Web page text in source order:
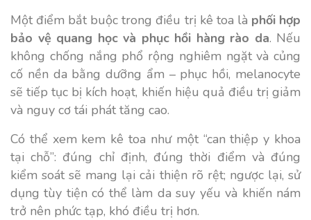
Một điểm bắt buộc trong điều trị kê toa là phối hợp
bảo vệ quang học và phục hồi hàng rào da. Nếu
không chống nắng phổ rộng nghiêm ngặt và củng
cố nền da bằng dưỡng ẩm – phục hồi, melanocyte
sẽ tiếp tục bị kích hoạt, khiến hiệu quả điều trị giảm
và nguy cơ tái phát tăng cao.
Có thể xem kem kê toa như một “can thiệp y khoa
tại chỗ”: đúng chỉ định, đúng thời điểm và đúng
kiểm soát sẽ mang lại cải thiện rõ rệt; ngược lại, sử
dụng tùy tiện có thể làm da suy yếu và khiến nám
trở nên phức tạp, khó điều trị hơn.